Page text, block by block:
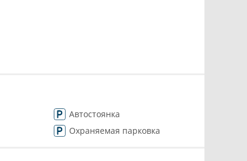
Автостоянка
Охраняемая парковка